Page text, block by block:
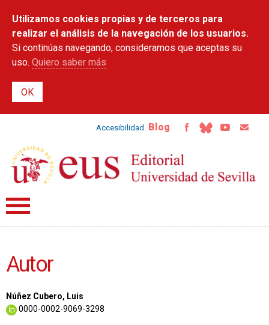
contenido
principal
Utilizamos cookies propias y de terceros para
realizar el análisis de la navegación de los usuarios.
Si continúas navegando, consideramos que aceptas su
uso. Quiero saber más
Accesibilidad Blog
Autor
Núñez Cubero, Luis
0000-0002-9069-3298